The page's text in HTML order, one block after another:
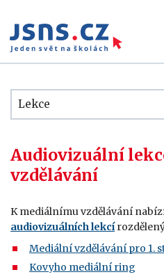
Lekce
Audiovizuální
vzdělávání
K mediálnímu vzdělávání
audiovizuálních lekcí
Mediální vzdělávání pro 1.
Kovyho mediální ring